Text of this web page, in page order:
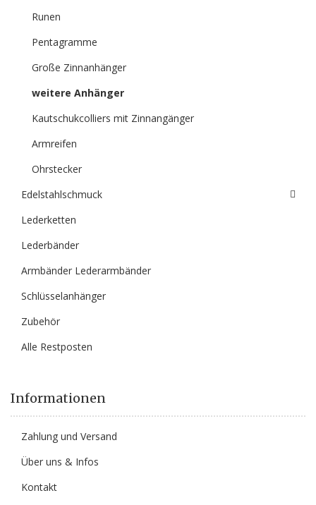
Runen
Pentagramme
Große Zinnanhänger
weitere Anhänger
Kautschukcolliers mit Zinnangänger
Armreifen
Ohrstecker
Edelstahlschmuck
Lederketten
Lederbänder
Armbänder Lederarmbänder
Schlüsselanhänger
Zubehör
Alle Restposten
Informationen
Zahlung und Versand
Über uns & Infos
Kontakt